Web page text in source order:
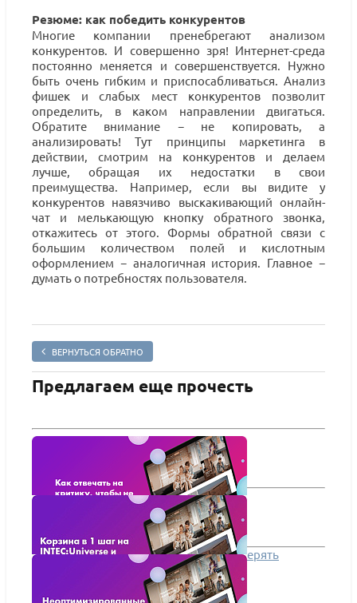
Резюме: как победить конкурентов
Многие компании пренебрегают анализом
конкурентов. И совершенно зря! Интернет-среда
постоянно меняется и совершенствуется. Нужно
быть очень гибким и приспосабливаться. Анализ
фишек и слабых мест конкурентов позволит
определить, в каком направлении двигаться.
Обратите внимание − не копировать, а
анализировать! Тут принципы маркетинга в
действии, смотрим на конкурентов и делаем
лучше, обращая их недостатки в свои
преимущества. Например, если вы видите у
конкурентов навязчиво выскакивающий онлайн-
чат и мелькающую кнопку обратного звонка,
откажитесь от этого. Формы обратной связи с
большим количеством полей и кислотным
оформлением − аналогичная история. Главное −
думать о потребностях пользователя.
ВЕРНУТЬСЯ ОБРАТНО
Предлагаем еще прочесть
Как отвечать на критику, чтобы не потерять